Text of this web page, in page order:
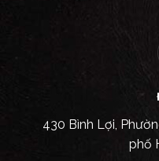
430 Bình Lợi,
phố